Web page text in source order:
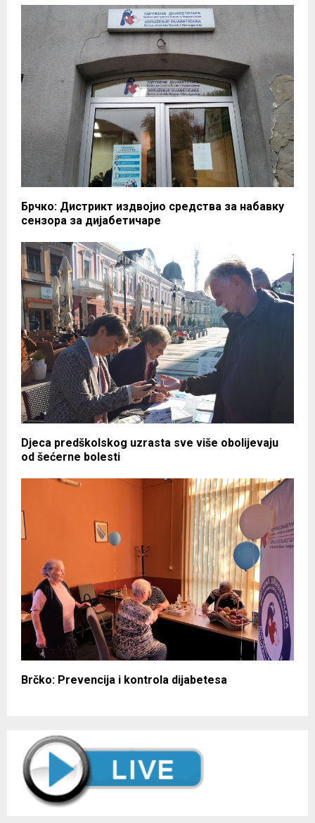
Брчко: Дистрикт издвојио средства за набавку
сензора за дијабетичаре
Djeca predškolskog uzrasta sve više obolijevaju
od šećerne bolesti
Brčko: Prevencija i kontrola dijabetesa